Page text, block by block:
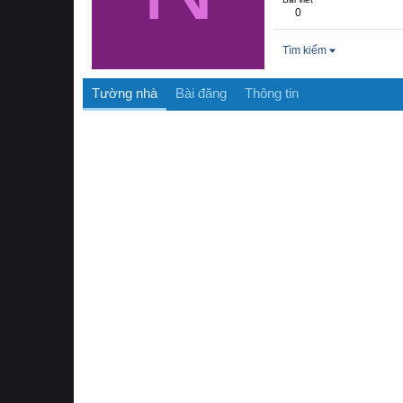
0
Tìm kiếm
Tường nhà Bài đăng Thông tin